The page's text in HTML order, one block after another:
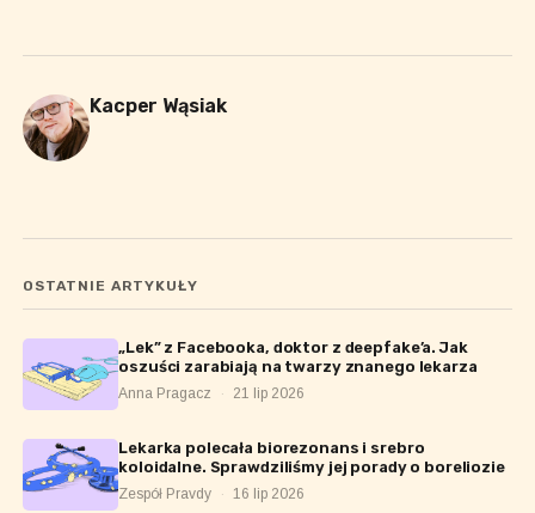
Kacper Wąsiak
OSTATNIE ARTYKUŁY
„Lek” z Facebooka, doktor z deepfake’a. Jak
oszuści zarabiają na twarzy znanego lekarza
Anna Pragacz · 21 lip 2026
Lekarka polecała biorezonans i srebro
koloidalne. Sprawdziliśmy jej porady o boreliozie
Zespół Pravdy · 16 lip 2026